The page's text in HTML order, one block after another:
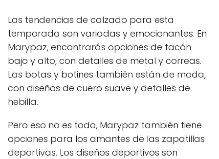
Las tendencias de calzado para esta
temporada son variadas y emocionantes. En
Marypaz, encontrarás opciones de tacón
bajo y alto, con detalles de metal y correas.
Las botas y botines también están de moda,
con diseños de cuero suave y detalles de
hebilla.
Pero eso no es todo, Marypaz también tiene
opciones para los amantes de las zapatillas
deportivas. Los diseños deportivos son